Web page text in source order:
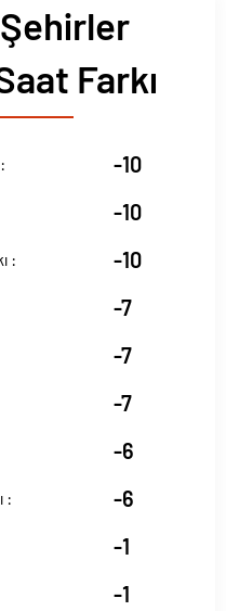
Farkı
-10
-10
: -10
-7
-7
-7
-6
: -6
-1
-1